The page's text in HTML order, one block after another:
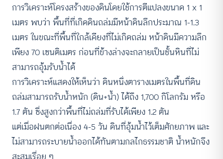
การวิเคราะห์โครงสร้างของดินโดยใช้การตีแปลงขนาด 1 x 1
เมตร พบว่า พื้นที่ที่เกิดดินถล่มมีหน้าดินลึกประมาณ 1-1.3
เมตร ในขณะที่พื้นที่ใกล้เคียงที่ไม่เกิดถล่ม หน้าดินมีความลึก
เพียง 70 เซนติเมตร ก่อนที่ข้างล่างจะกลายเป็นชั้นหินที่ไม่
สามารถอุ้มรับน้ำได้
การวิเคราะห์แสดงให้เห็นว่า ดินหนึ่งตารางเมตรในพื้นที่ดิน
ถล่มสามารถรับน้ำหนัก (ดิน+น้ำ) ได้ถึง 1,700 กิโลกรัม หรือ
1.7 ตัน ซึ่งสูงกว่าพื้นที่ไม่ถล่มที่รับได้เพียง 1.2 ตัน
แต่เมื่อฝนตกต่อเนื่อง 4-5 วัน ดินที่อุ้มน้ำไว้เต็มศักยภาพ และ
ไม่สามารถระบายน้ำออกได้ทันตามกลไกธรรมชาติ น้ำหนักจึง